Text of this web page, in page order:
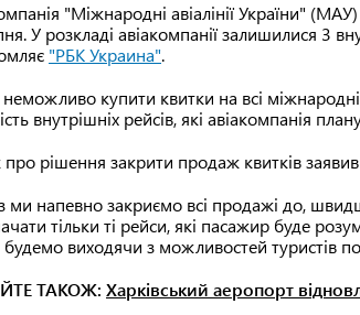
"Міжнародні авіалінії України"
У розкладі авіакомпанії залишилися 3
"РБК Украина".
купити квитки на всі
внутрішніх рейсів, які авіакомпанія
рішення закрити продаж квитків
ми напевно закриємо всі продажі до,
тільки ті рейси, які пасажир буде
будемо виходячи з можливостей туристів
ТАКОЖ: Харківський аеропорт